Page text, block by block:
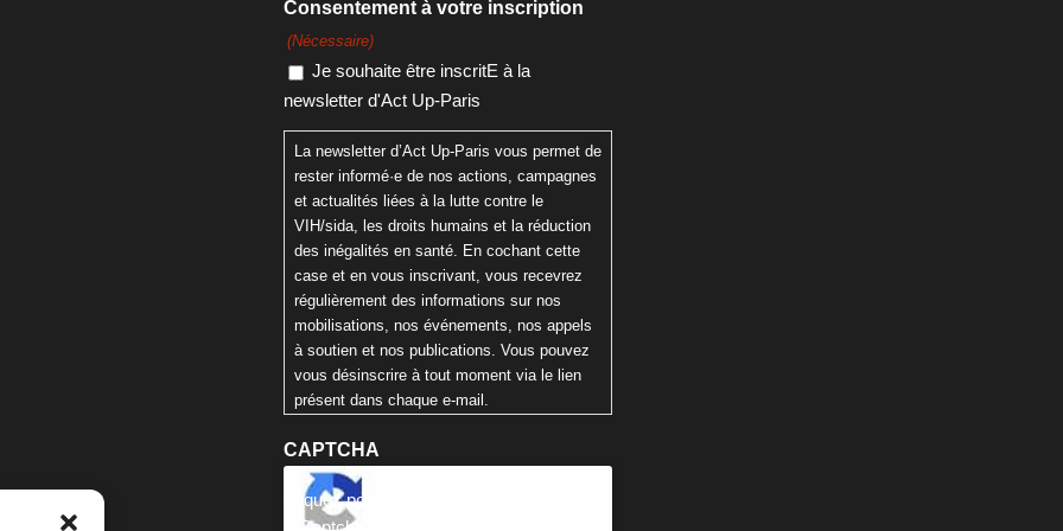
Consentement à votre inscription
(Nécessaire)
Je souhaite être inscritE à la
newsletter d'Act Up-Paris
La newsletter d’Act Up-Paris vous permet de
rester informé·e de nos actions, campagnes
et actualités liées à la lutte contre le
VIH/sida, les droits humains et la réduction
des inégalités en santé. En cochant cette
case et en vous inscrivant, vous recevrez
régulièrement des informations sur nos
mobilisations, nos événements, nos appels
à soutien et nos publications. Vous pouvez
vous désinscrire à tout moment via le lien
présent dans chaque e-mail.
CAPTCHA
Cliquez pour accepter la validation
reCaptcha.